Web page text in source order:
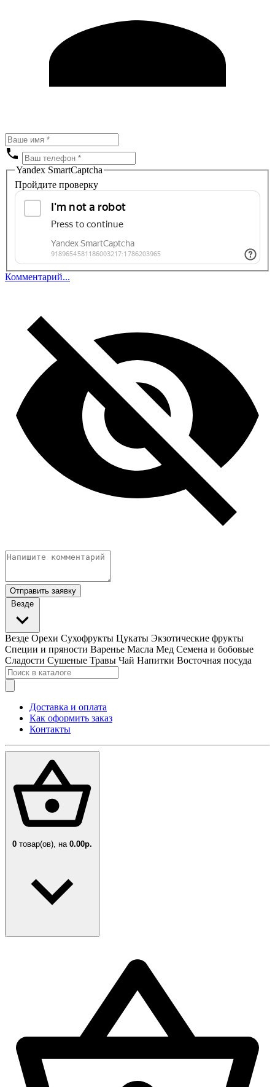
Yandex SmartCaptcha
Пройдите проверку
Комментарий...
Отправить заявку
Везде
Везде Орехи Сухофрукты Цукаты Экзотические фрукты
Специи и пряности Варенье Масла Мед Семена и бобовые
Сладости Сушеные Травы Чай Напитки Восточная посуда
Доставка и оплата
Как оформить заказ
Контакты
0 товар(ов), на 0.00р.